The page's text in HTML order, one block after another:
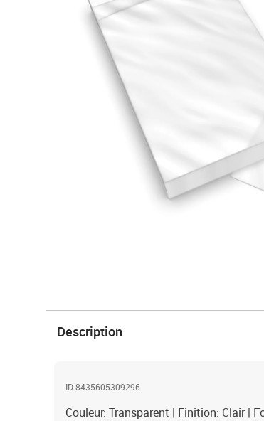
Description
ID 8435605309296
Couleur: Transparent | Finition: Clair |